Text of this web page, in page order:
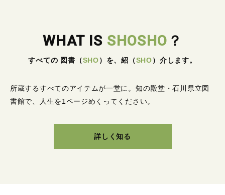
WHAT IS SHOSHO ？
すべての 図書 （SHO） を、紹 （SHO） 介します。
所蔵するすべてのアイテムが一堂に。 知の殿堂・石川県立図
書館で、人生を1ページめくってください。
詳しく知る